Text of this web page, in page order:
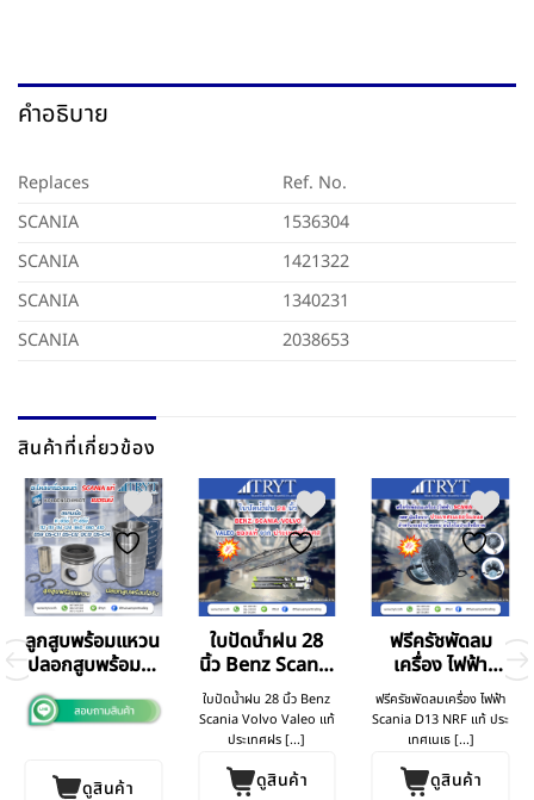
คำอธิบาย
Replaces
Ref. No.
SCANIA
1536304
SCANIA
1421322
SCANIA
1340231
SCANIA
2038653
สินค้าที่เกี่ยวข้อง
ลูกสูบพร้อมแหวน
ปลอกสูบพร้อมโอ
ริง Scania
ดูสินค้า
ใบปัดน้ำฝน 28
นิ้ว Benz Scania
Volvo
ใบปัดน้ำฝน 28 นิ้ว Benz
Scania Volvo Valeo แท้
ประเทศฝร [...]
ดูสินค้า
ฟรีครัชพัดลม
เครื่อง ไฟฟ้า
Scania D13
ฟรีครัชพัดลมเครื่อง ไฟฟ้า
Scania D13 NRF แท้ ประ
เทศเนเธ [...]
ดูสินค้า